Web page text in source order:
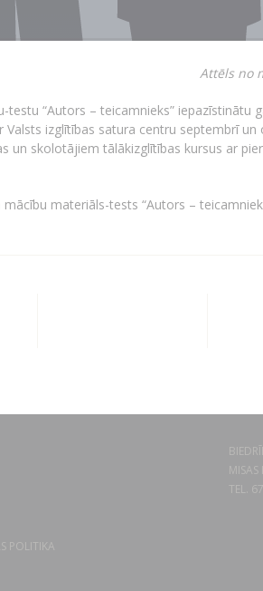
Attēls no
testu “Autors – teicamnieks” iepazīstinātu
Valsts izglītības satura centru septembrī
un skolotājiem tālākizglītības kursus ar
materiāls-tests “Autors –
POLITIKA
TEL.